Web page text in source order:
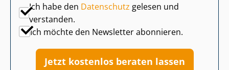
Ich habe den Datenschutz gelesen und
verstanden.
Ich möchte den Newsletter abonnieren.
Jetzt kostenlos beraten lassen